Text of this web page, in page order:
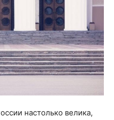
настолько велика,